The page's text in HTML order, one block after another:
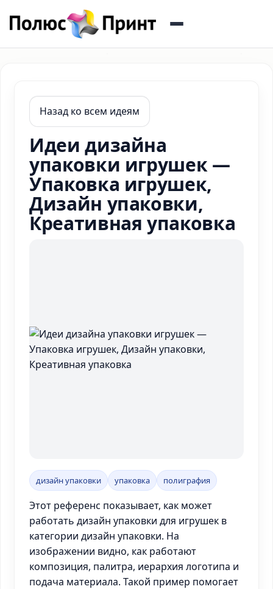
Назад ко всем идеям
Идеи дизайна
упаковки игрушек —
Упаковка игрушек,
Дизайн упаковки,
Креативная упаковка
дизайн упаковки упаковка полиграфия
Этот референс показывает, как может
работать дизайн упаковки для игрушек в
категории дизайн упаковки. На
изображении видно, как работают
композиция, палитра, иерархия логотипа и
подача материала. Такой пример помогает